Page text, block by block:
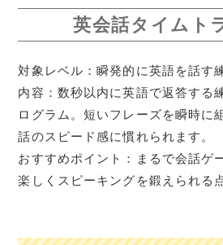
英会話タイムト
対象レベル：瞬発的に英語を話す
内容：数秒以内に英語で返答する
ログラム。短いフレーズを瞬時に
話のスピード感に慣れられます。
おすすめポイント：まるで会話ゲ
楽しくスピーキングを鍛えられる